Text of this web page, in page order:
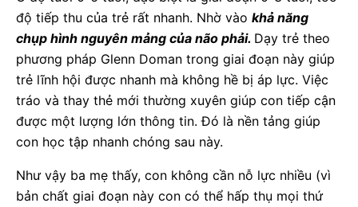
độ tiếp thu của trẻ rất nhanh. Nhờ vào khả năng
chụp hình nguyên mảng của não phải. Dạy trẻ theo
phương pháp Glenn Doman trong giai đoạn này giúp
trẻ lĩnh hội được nhanh mà không hề bị áp lực. Việc
tráo và thay thẻ mới thường xuyên giúp con tiếp cận
được một lượng lớn thông tin. Đó là nền tảng giúp
con học tập nhanh chóng sau này.
Như vậy ba mẹ thấy, con không cần nỗ lực nhiều (vì
bản chất giai đoạn này con có thể hấp thụ mọi thứ